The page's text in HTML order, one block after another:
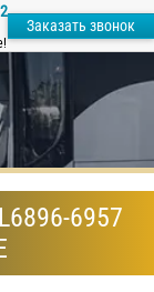
Заказать звонок
6957